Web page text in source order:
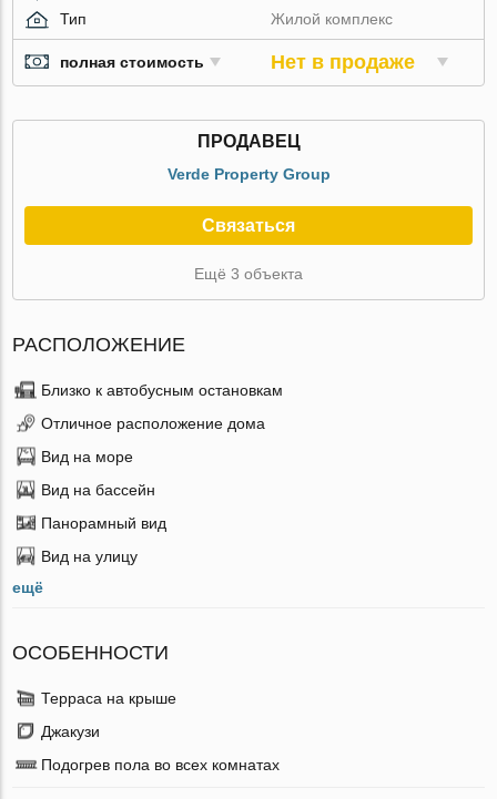
Тип
Жилой комплекс
полная стоимость Нет в продаже
ПРОДАВЕЦ
Verde Property Group
Связаться
Ещё 3 объекта
РАСПОЛОЖЕНИЕ
Близко к автобусным остановкам
Отличное расположение дома
Вид на море
Вид на бассейн
Панорамный вид
Вид на улицу
ещё
ОСОБЕННОСТИ
Терраса на крыше
Джакузи
Подогрев пола во всех комнатах